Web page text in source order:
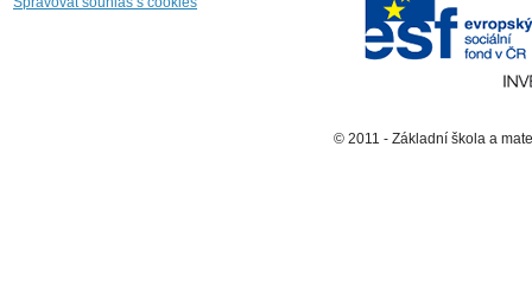
© 2011 - Základní škola a